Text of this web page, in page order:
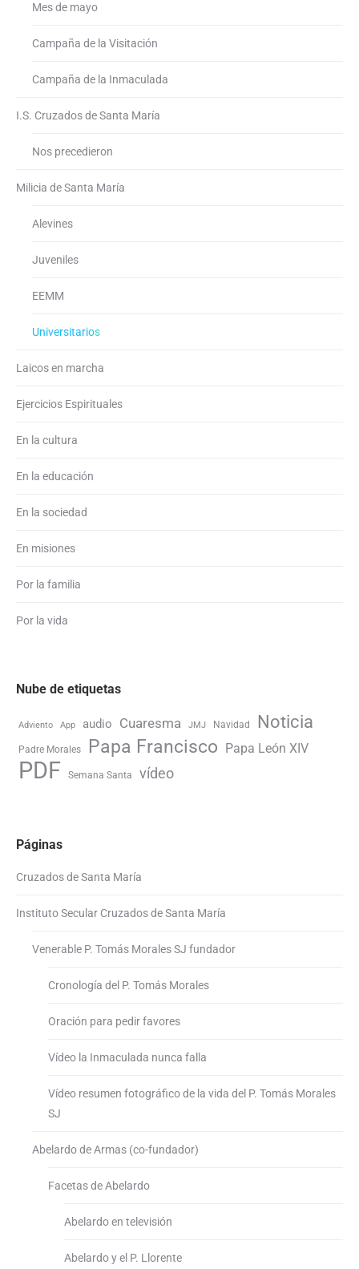
Mes de mayo
Campaña de la Visitación
Campaña de la Inmaculada
I.S. Cruzados de Santa María
Nos precedieron
Milicia de Santa María
Alevines
Juveniles
EEMM
Universitarios
Laicos en marcha
Ejercicios Espirituales
En la cultura
En la educación
En la sociedad
En misiones
Por la familia
Por la vida
Nube de etiquetas
Adviento App audio Cuaresma JMJ Navidad Noticia
Padre Morales Papa Francisco Papa León XIV
PDF Semana Santa vídeo
Páginas
Cruzados de Santa María
Instituto Secular Cruzados de Santa María
Venerable P. Tomás Morales SJ fundador
Cronología del P. Tomás Morales
Oración para pedir favores
Vídeo la Inmaculada nunca falla
Vídeo resumen fotográfico de la vida del P. Tomás Morales
SJ
Abelardo de Armas (co-fundador)
Facetas de Abelardo
Abelardo en televisión
Abelardo y el P. Llorente